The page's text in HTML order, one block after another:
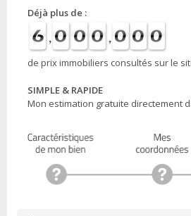
Déjà plus de :
de prix immobiliers consultés sur le
SIMPLE & RAPIDE
Mon estimation gratuite directement